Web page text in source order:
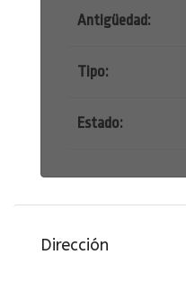
Antigüedad:
Tipo:
Estado:
Dirección